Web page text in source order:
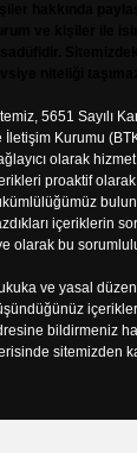
5651 Sayılı
İletişim Kurumu
olarak
proaktif
içeriklerin
olarak bu
ve yasal
bildirmeniz
sitemizden